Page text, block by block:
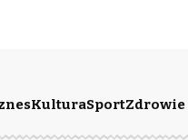
KulturaSportZdrowie